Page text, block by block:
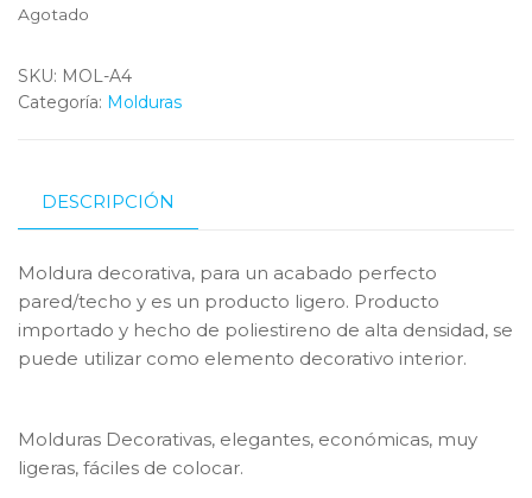
Agotado
SKU: MOL-A4
Categoría: Molduras
DESCRIPCIÓN
Moldura decorativa, para un acabado perfecto
pared/techo y es un producto ligero. Producto
importado y hecho de poliestireno de alta densidad, se
puede utilizar como elemento decorativo interior.
Molduras Decorativas, elegantes, económicas, muy
ligeras, fáciles de colocar.